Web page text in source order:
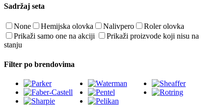
Sadržaj seta
None Hemijska olovka Nalivpero
Roler olovka
Prikaži samo one na akciji
Prikaži proizvode koji nisu na
stanju
Filter po brendovima